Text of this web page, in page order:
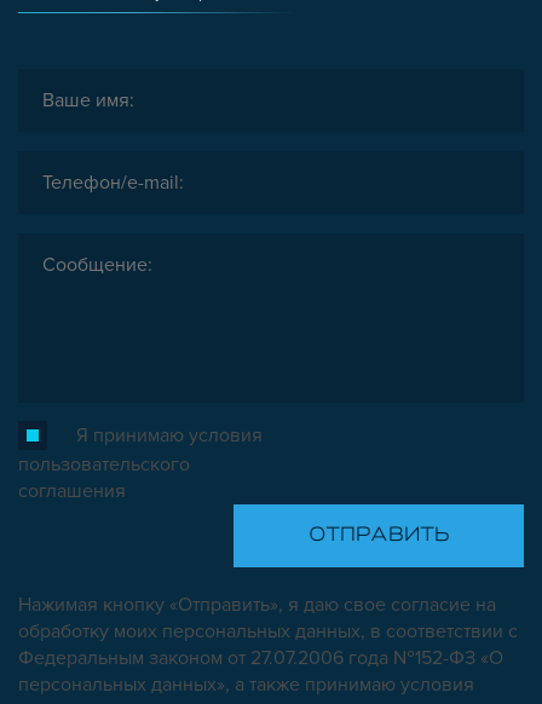
ЗАГЛУШКИ
ОПОРЫ, ПОДВЕСЫ
ОСНАСТКА
Я принимаю условия
пользовательского
соглашения
Нажимая кнопку «Отправить», я даю свое согласие на
обработку моих персональных данных, в соответствии с
Федеральным законом от 27.07.2006 года №152-ФЗ «О
персональных данных», а также принимаю условия